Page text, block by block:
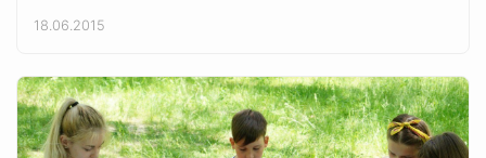
18.06.2015